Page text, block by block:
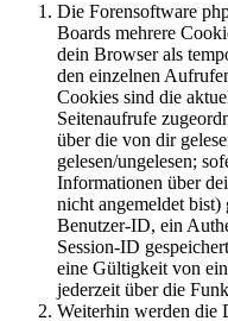
Die Forensoftware
Boards mehrere
dein Browser als
den einzelnen
Cookies sind die
Seitenaufrufe
über die von dir
gelesen/ungelesen;
Informationen über
nicht angemeldet bist)
Benutzer-ID, ein
Session-ID
eine Gültigkeit von
jederzeit über die
Weiterhin werden die